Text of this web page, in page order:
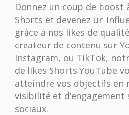
Donnez un coup de boost
Shorts et devenez un
grâce à nos likes de
créateur de contenu sur
Instagram, ou TikTok,
de likes Shorts YouTube
atteindre vos objectifs en
visibilité et d’engagement
sociaux.